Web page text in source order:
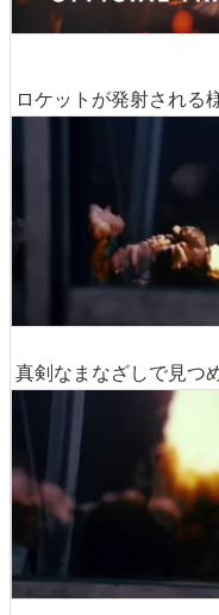
ロケットが発射される
真剣なまなざしで見つ